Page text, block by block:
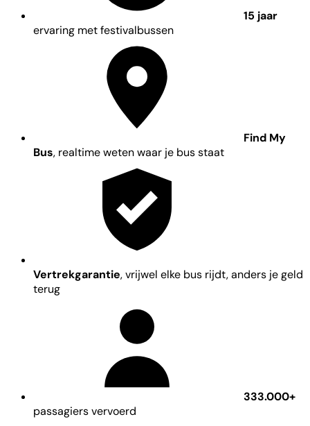
15 jaar
ervaring met festivalbussen
Find My
Bus, realtime weten waar je bus staat
Vertrekgarantie, vrijwel elke bus rijdt, anders je geld
terug
333.000+
passagiers vervoerd